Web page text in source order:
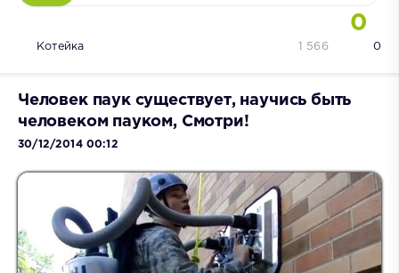
0
Котейка 0
1 566
Человек паук существует, научись быть
человеком пауком, Смотри!
30/12/2014 00:12